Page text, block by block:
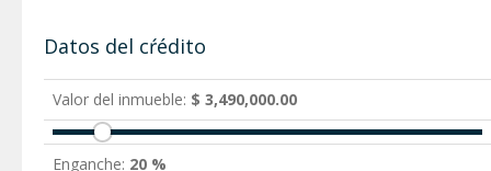
Datos del cŕédito
Valor del inmueble: $ 3,490,000.00
Enganche: 20 %